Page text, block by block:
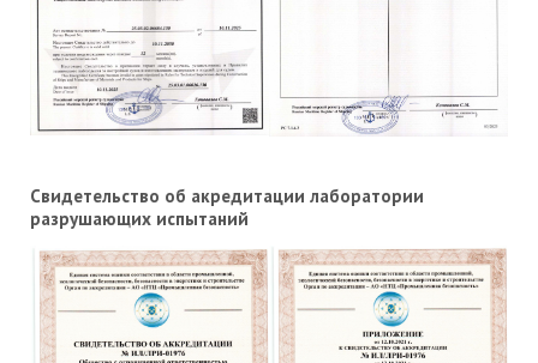
Свидетельство об акредитации лаборатории
разрушающих испытаний